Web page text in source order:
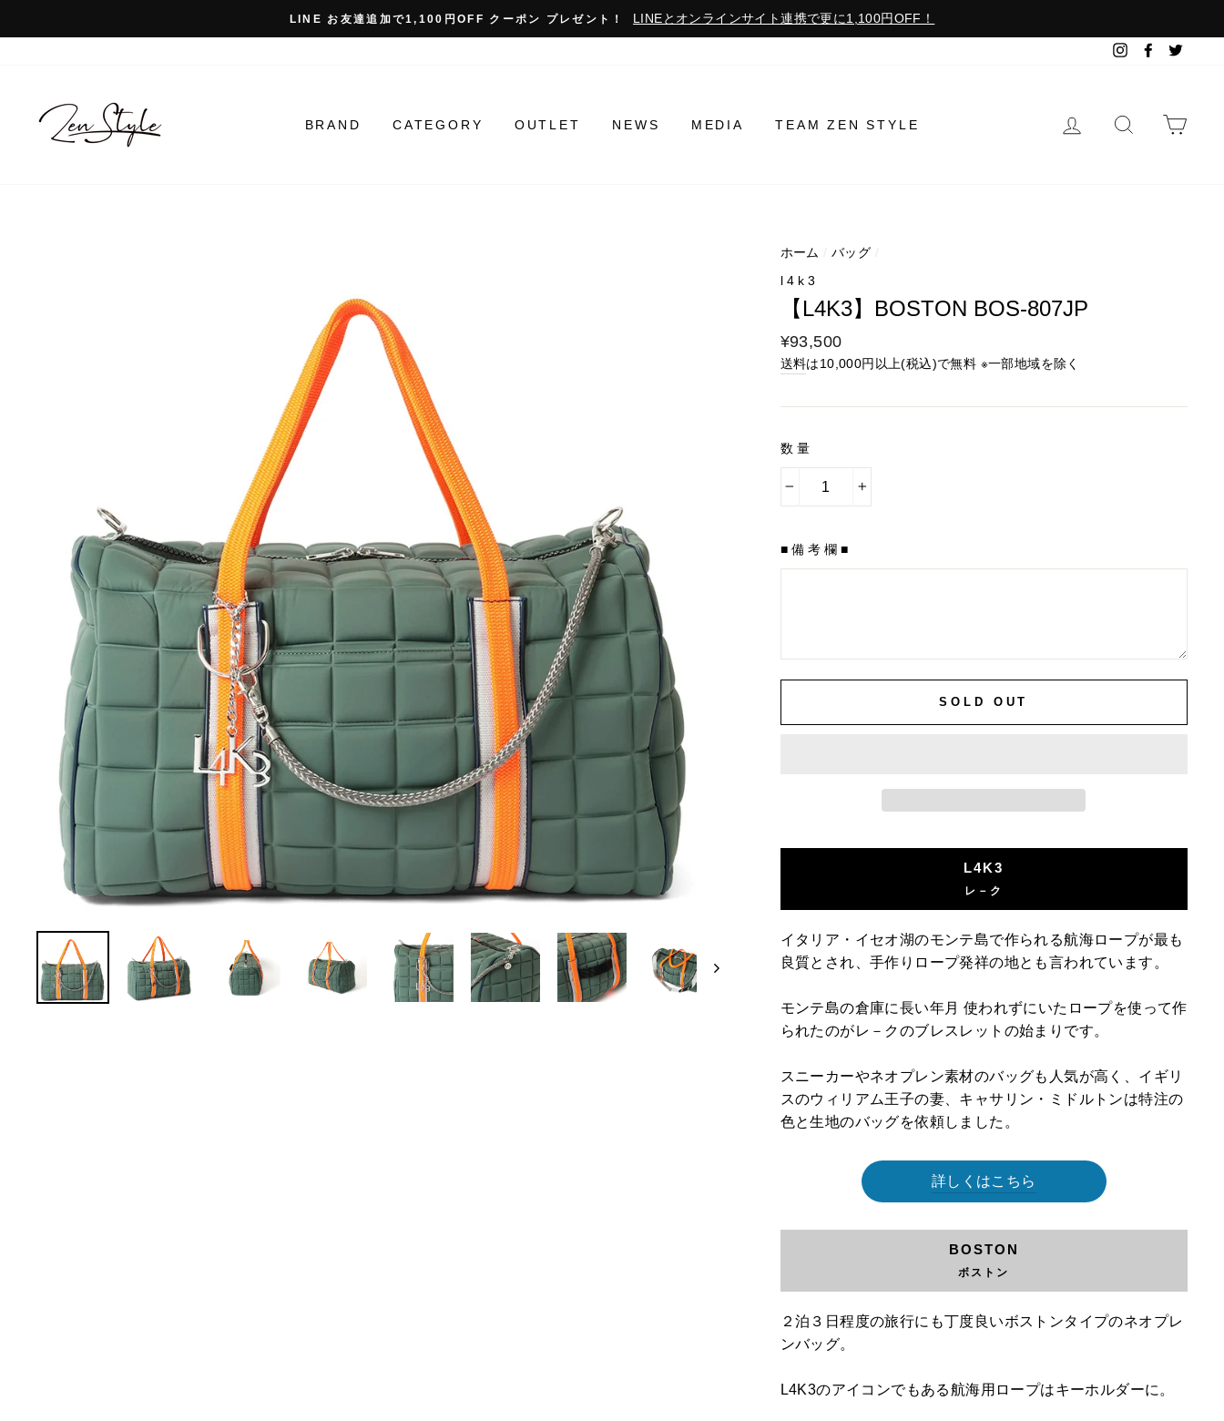
ン
LINE お友達追加で1,100円OFF クーポン プレゼント！ LINEとオンラインサイト連携で更に1,100円OFF！
InstagramFacebook
BRAND CATEGORY OUTLET NEWS MEDIA TEAM ZEN STYLE ログイン 検索で探す
ホーム / バッグ /
l4k3
【L4K3】BOSTON BOS-807JP
通
常
金
¥93,500
送料は10,000円以上(税込)で無料 ※一部地域を除く
数量
■備考欄■
SOLD OUT
L4K3
レ－ク
イタリア・イセオ湖のモンテ島で作られる航海ロープが最も
良質とされ、手作りロープ発祥の地とも言われています。
モンテ島の倉庫に長い年月 使われずにいたロープを使って作
られたのがレ－クのブレスレットの始まりです。
スニーカーやネオプレン素材のバッグも人気が高く、イギリ
スのウィリアム王子の妻、キャサリン・ミドルトンは特注の
色と生地のバッグを依頼しました。
詳しくはこちら
BOSTON
ボストン
２泊３日程度の旅行にも丁度良いボストンタイプのネオプレ
ンバッグ。
L4K3のアイコンでもある航海用ロープはキーホルダーに。